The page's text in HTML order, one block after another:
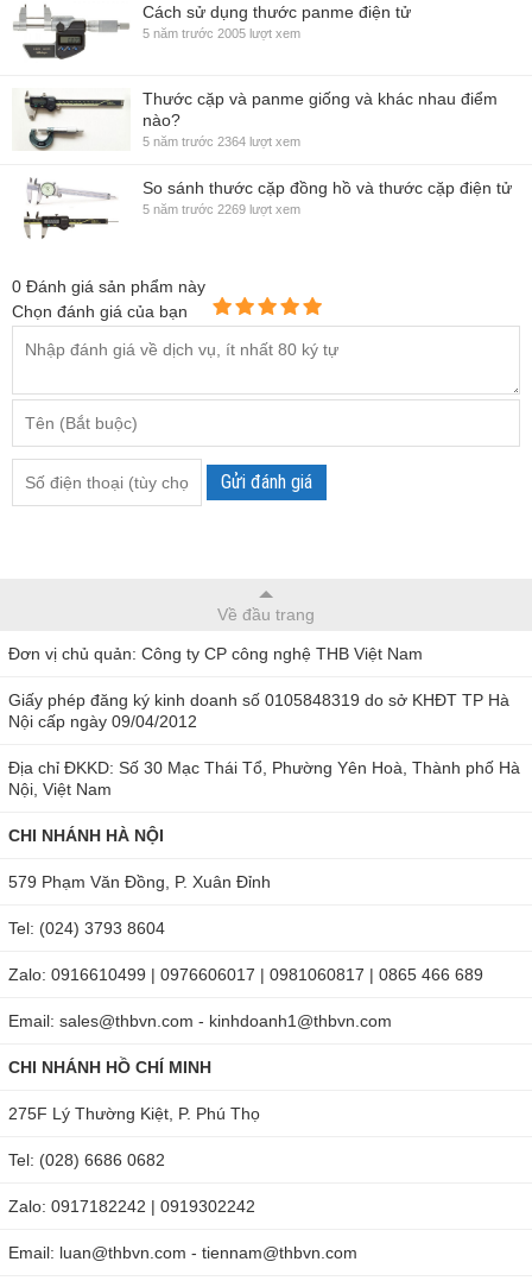
Cách sử dụng thước panme điện tử
5 năm trước 2005 lượt xem
Thước cặp và panme giống và khác nhau điểm
nào?
5 năm trước 2364 lượt xem
So sánh thước cặp đồng hồ và thước cặp điện tử
5 năm trước 2269 lượt xem
0 Đánh giá sản phẩm này
Chọn đánh giá của bạn
Gửi đánh giá
Về đầu trang
Đơn vị chủ quản: Công ty CP công nghệ THB Việt Nam
Giấy phép đăng ký kinh doanh số 0105848319 do sở KHĐT TP Hà
Nội cấp ngày 09/04/2012
Địa chỉ ĐKKD: Số 30 Mạc Thái Tổ, Phường Yên Hoà, Thành phố Hà
Nội, Việt Nam
CHI NHÁNH HÀ NỘI
579 Phạm Văn Đồng, P. Xuân Đỉnh
Tel: (024) 3793 8604
Zalo: 0916610499 | 0976606017 | 0981060817 | 0865 466 689
Email: sales@thbvn.com - kinhdoanh1@thbvn.com
CHI NHÁNH HỒ CHÍ MINH
275F Lý Thường Kiệt, P. Phú Thọ
Tel: (028) 6686 0682
Zalo: 0917182242 | 0919302242
Email: luan@thbvn.com - tiennam@thbvn.com